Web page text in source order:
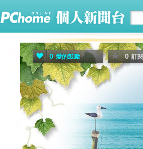
0 愛的鼓勵 0 訂